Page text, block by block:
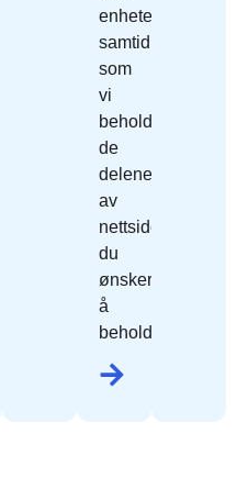
enheter,
samtidig
som
vi
beholder
de
delene
av
nettside
du
ønsker
å
beholde.